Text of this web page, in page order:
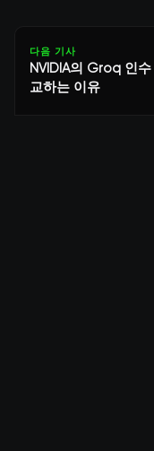
다음 기사
NVIDIA의 Groq 인
교하는 이유